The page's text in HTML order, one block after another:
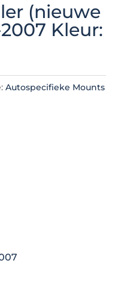
(nieuwe
Kleur:
Autospecifieke Mounts